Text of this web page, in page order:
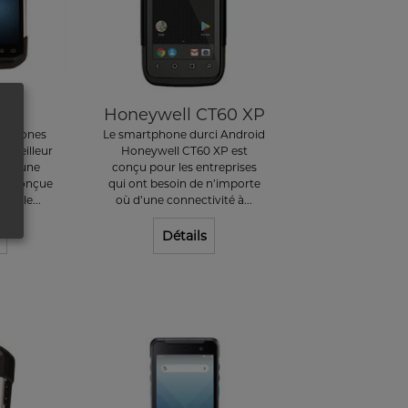
meilleur
- une
conçue
sur le...
Honeywell CT60 XP
Le smartphone durci Android
Honeywell CT60 XP est
conçu pour les entreprises
qui ont besoin de n’importe
où d’une connectivité à...
Détails